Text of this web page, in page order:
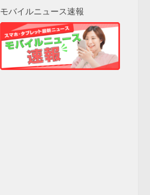
モバイルニュース速報